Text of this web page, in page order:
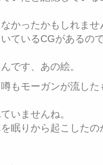
かったかもしれませ
ているCGがあるの
です、あの絵。
噂もモーガンが流し
いませんね。
眠りから起こした